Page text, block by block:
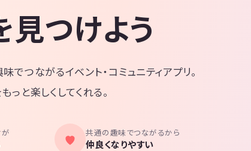
見つけよう
でつながるイベント・コミュニティアプリ。
っと楽しくしてくれる。
が 共通の趣味でつながるから
仲良くなりやすい